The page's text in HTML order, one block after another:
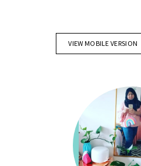
VIEW MOBILE VERSION